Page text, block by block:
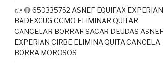
👉 🔴 650335762 ASNEF EQUIFAX EXPERIAN
BADEXCUG COMO ELIMINAR QUITAR
CANCELAR BORRAR SACAR DEUDAS ASNEF
EXPERIAN CIRBE ELIMINA QUITA CANCELA
BORRA MOROSOS